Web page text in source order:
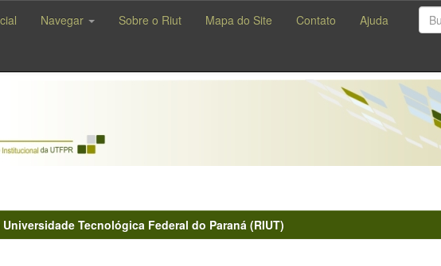
Navegar Sobre o Riut Mapa do Site Contato Ajuda
Tecnológica Federal do Paraná (RIUT)